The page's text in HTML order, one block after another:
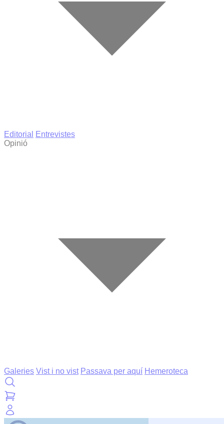
Editorial
Entrevistes
Opinió
Galeries Vist i no vist Passava per aquí Hemeroteca